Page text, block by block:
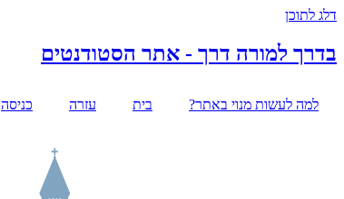
דלג לתוכן
בדרך למורה דרך - אתר הסטודנטים
למה לעשות מנוי באתר? בית עזרה כניסה